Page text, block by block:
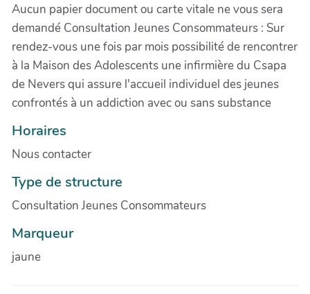
Aucun papier document ou carte vitale ne vous sera
demandé Consultation Jeunes Consommateurs : Sur
rendez-vous une fois par mois possibilité de rencontrer
à la Maison des Adolescents une infirmière du Csapa
de Nevers qui assure l'accueil individuel des jeunes
confrontés à un addiction avec ou sans substance
Horaires
Nous contacter
Type de structure
Consultation Jeunes Consommateurs
Marqueur
jaune